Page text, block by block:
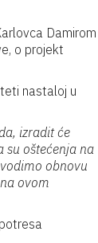
Damirom
o projekt
nastaloj u
izradit će
su oštećenja na
obnovu
ovom